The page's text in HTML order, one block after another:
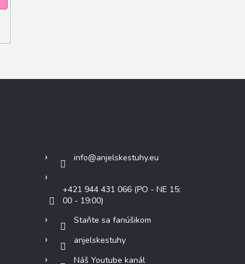
info@anjelskestuhy.eu
+421 944 431 066 (PO - NE 15:
00 - 19:00)
Staňte sa fanúšikom
anjelskestuhy
Náš Youtube kanál